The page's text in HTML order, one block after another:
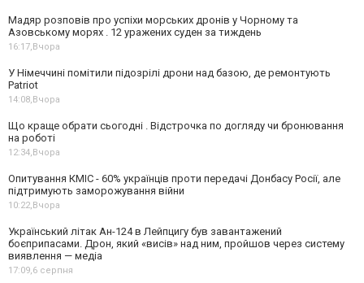
Мадяр розповів про успіхи морських дронів у Чорному та
Азовському морях . 12 уражених суден за тиждень
16:17,Вчора
У Німеччині помітили підозрілі дрони над базою, де ремонтують
Patriot
14:08,Вчора
Що краще обрати сьогодні . Відстрочка по догляду чи бронювання
на роботі
12:34,Вчора
Опитування КМІС - 60% українців проти передачі Донбасу Росії, але
підтримують заморожування війни
10:22,Вчора
Український літак Ан-124 в Лейпцигу був завантажений
боєприпасами. Дрон, який «висів» над ним, пройшов через систему
виявлення — медіа
17:09,6 серпня